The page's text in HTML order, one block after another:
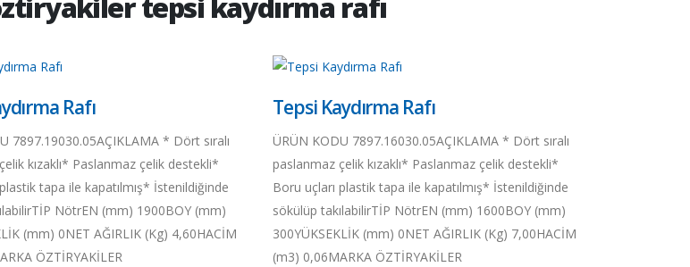
Rafı
7897.19030.05AÇIKLAMA * Dört sıralı
kızaklı* Paslanmaz çelik destekli*
tapa ile kapatılmış* İstenildiğinde
NötrEN (mm) 1900BOY (mm)
(mm) 0NET AĞIRLIK (Kg) 4,60HACİM
ÖZTİRYAKİLER
Tepsi Kaydırma Rafı
ÜRÜN KODU 7897.16030.05AÇIKLAMA * Dört sıralı
paslanmaz çelik kızaklı* Paslanmaz çelik destekli*
Boru uçları plastik tapa ile kapatılmış* İstenildiğinde
sökülüp takılabilirTİP NötrEN (mm) 1600BOY (mm)
300YÜKSEKLİK (mm) 0NET AĞIRLIK (Kg) 7,00HACİM
(m3) 0,06MARKA ÖZTİRYAKİLER